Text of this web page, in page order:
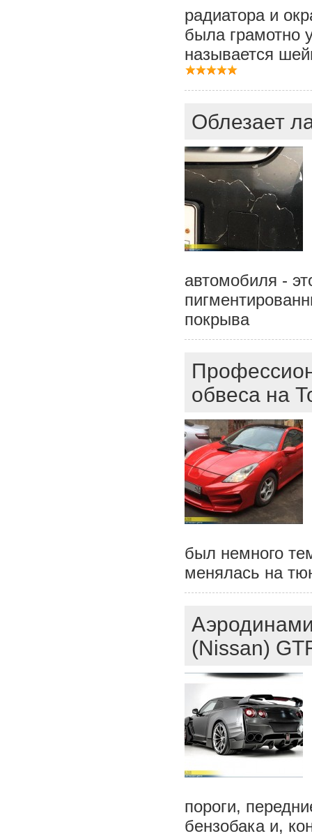
радиатора и
была грамотно
называется
Облезает
автомобиля -
покрыва
обвеса на
был немного
менялась на
(Nissan)
пороги,
бензобака и,